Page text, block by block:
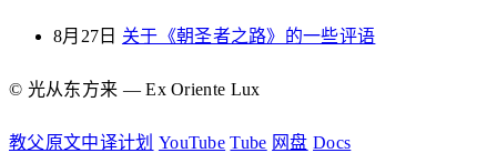
8月27日 关于《朝圣者之路》的一些评语
© 光从东方来 — Ex Oriente Lux
教父原文中译计划 YouTube Tube 网盘 Docs